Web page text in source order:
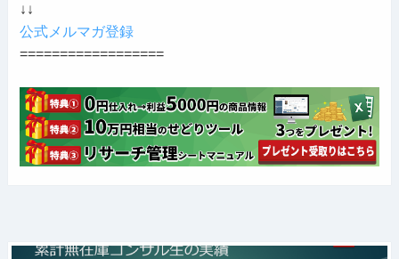
↓↓
公式メルマガ登録
==================